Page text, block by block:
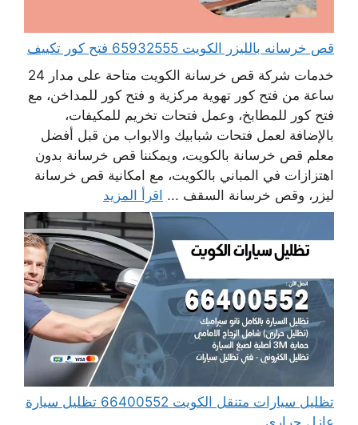
قص خرسانه بالليزر الكويت 65932555 فتح كور تكييف
خدمات شركة قص خرسانة الكويت متاحة على مدار 24
ساعة من فتح كور تهوية مركزية و فتح كور للمداخن، مع
فتح كور للمطابخ، وعمل فتحات تخريم للمكيفات،
بالإضافة لعمل فتحات شبابيك والابواب من قبل أفضل
معلم قص خرسانة بالكويت، ويمكننا قص خرسانة بدون
اهتزازات في المباني بالكويت، مع امكانية قص خرسانة
ليزر، وقص خرسانة السقف ... اقرأ المزيد
تظليل سيارات متنقل الكويت 66400552 تظليل سيارة